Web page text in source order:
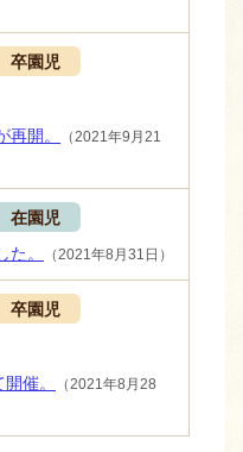
卒園児
開。
（2021年9月21
在園児
。
（2021年8月31日）
卒園児
催。
（2021年8月28